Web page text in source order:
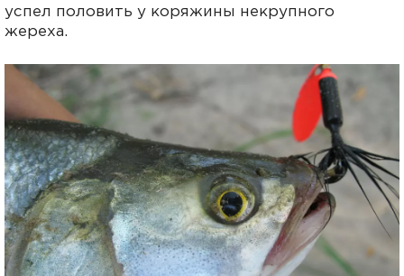
успел половить у коряжины некрупного
жереха.